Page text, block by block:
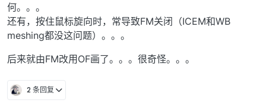
何。。。
还有，按住鼠标旋向时，常导致FM关闭（ICEM和WB
meshing都没这问题）。。。
后来就由FM改用OF画了。。。很奇怪。。。
2 条回复